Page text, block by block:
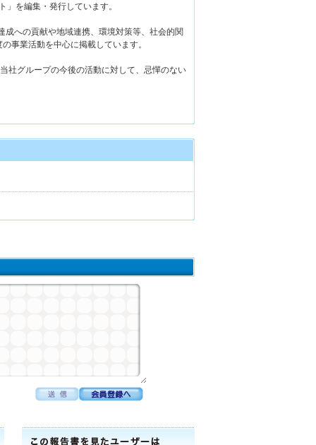
」を編集・発行しています。
への貢献や地域連携、環境対策等、社会的関
事業活動を中心に掲載しています。
グループの今後の活動に対して、忌憚のない